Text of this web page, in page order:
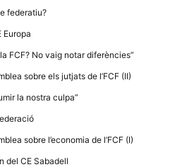
federatiu?
Europa
FCF? No vaig notar diferències”
sobre els jutjats de l’FCF (II)
la nostra culpa”
sobre l’economia de l’FCF (I)
del CE Sabadell